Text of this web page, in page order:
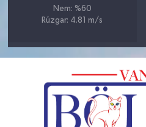
Nem: %60
Rüzgar: 4.81 m/s